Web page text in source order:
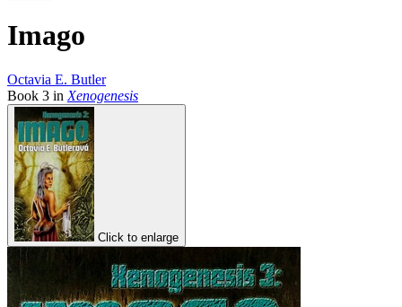
Imago
Octavia E. Butler
Book 3 in Xenogenesis
Click to enlarge